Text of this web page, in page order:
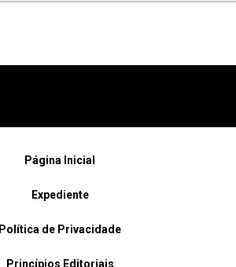
Página Inicial
Expediente
Política de Privacidade
Princípios Editoriais